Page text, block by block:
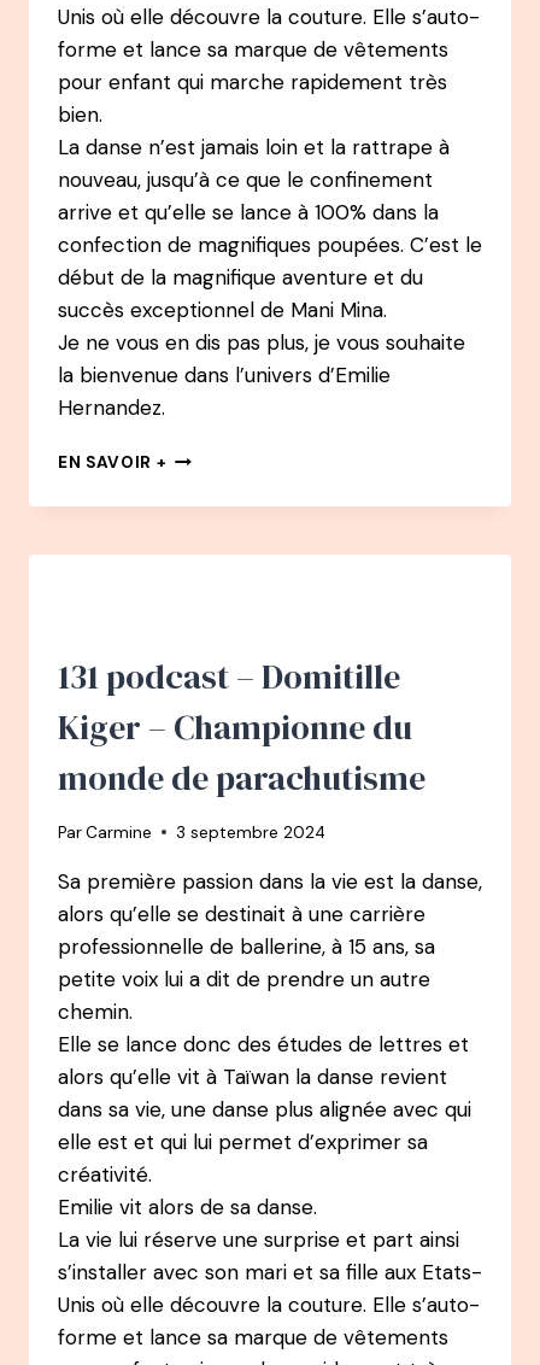
Unis où elle découvre la couture. Elle s’auto-
forme et lance sa marque de vêtements
pour enfant qui marche rapidement très
bien.
La danse n’est jamais loin et la rattrape à
nouveau, jusqu’à ce que le confinement
arrive et qu’elle se lance à 100% dans la
confection de magnifiques poupées. C’est le
début de la magnifique aventure et du
succès exceptionnel de Mani Mina.
Je ne vous en dis pas plus, je vous souhaite
la bienvenue dans l’univers d’Emilie
Hernandez.
EN SAVOIR + 132
–
MESNIER
HAUTE
À
CONSTRUCTION
ET
&
CONFÉRENCIER
131 podcast – Domitille
Kiger – Championne du
monde de parachutisme
ParCarmine 3 septembre 2024
Sa première passion dans la vie est la danse,
alors qu’elle se destinait à une carrière
professionnelle de ballerine, à 15 ans, sa
petite voix lui a dit de prendre un autre
chemin.
Elle se lance donc des études de lettres et
alors qu’elle vit à Taïwan la danse revient
dans sa vie, une danse plus alignée avec qui
elle est et qui lui permet d’exprimer sa
créativité.
Emilie vit alors de sa danse.
La vie lui réserve une surprise et part ainsi
s’installer avec son mari et sa fille aux Etats-
Unis où elle découvre la couture. Elle s’auto-
forme et lance sa marque de vêtements